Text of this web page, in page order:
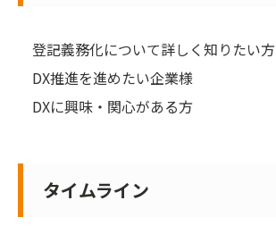
登記義務化について詳しく知りたい方
DX推進を進めたい企業様
DXに興味・関心がある方
タイムライン